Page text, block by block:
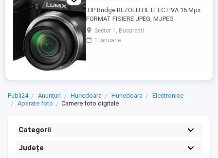
TIP Bridge REZOLUTIE EFECTIVA 16 Mpx
FORMAT FISIERE JPEG, MJPEG
INREGISTRARE VIDEO HD , 30 fps ZOOM
OPTIC 21x TIP OBIECTIV Panasonic ZOOM
DIGITAL 4x STABILIZARE OPTICA DE
pt video) AF ...
Sector 1, Bucuresti
1 ianuarie
Publi24 Anunțuri Hunedoara Hunedoara
Electronice
Aparate foto
Camere foto digitale
Categorii
Județe